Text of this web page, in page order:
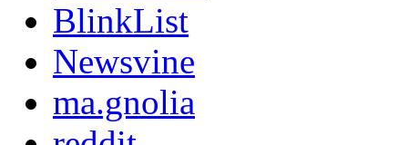
BlinkList
Newsvine
ma.gnolia